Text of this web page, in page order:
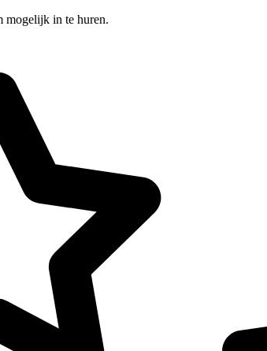
mogelijk in te huren.